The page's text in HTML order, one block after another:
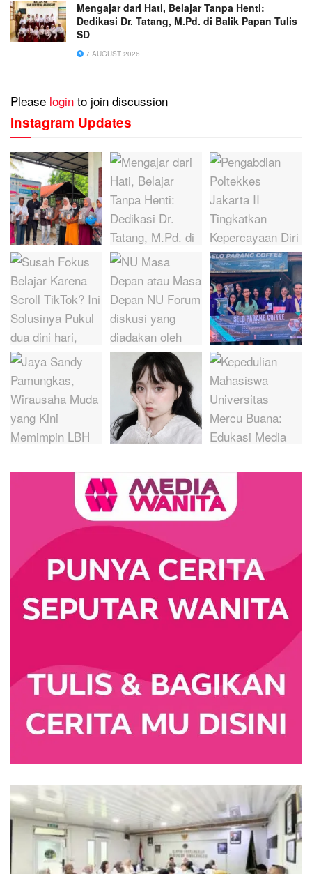
Mengajar dari Hati, Belajar Tanpa Henti:
Dedikasi Dr. Tatang, M.Pd. di Balik Papan Tulis
SD
7 AUGUST 2026
Please login to join discussion
Instagram Updates